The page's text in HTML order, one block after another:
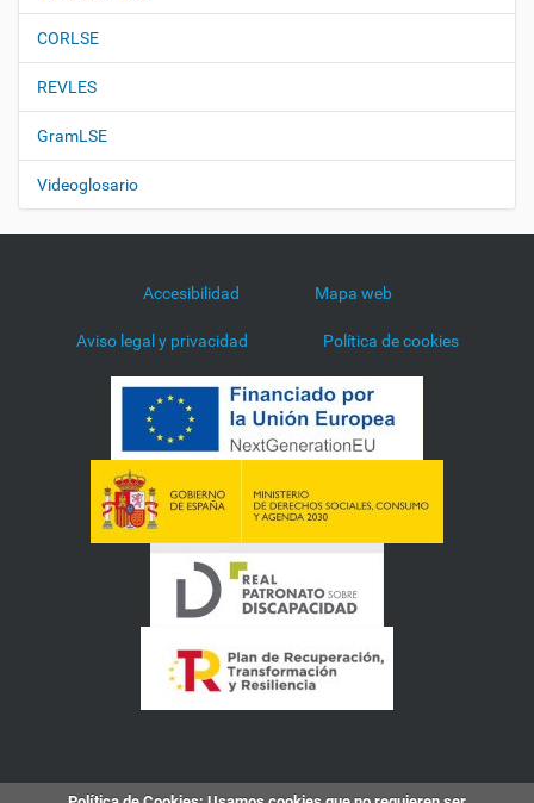
CORLSE
REVLES
GramLSE
Videoglosario
Accesibilidad Mapa web
Aviso legal y privacidad Política de cookies